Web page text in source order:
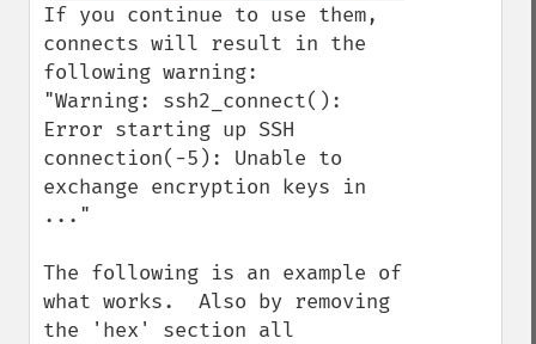
If you continue to use them,
connects will result in the
following warning:
"Warning: ssh2_connect():
Error starting up SSH
connection(-5): Unable to
exchange encryption keys in
..."
The following is an example of
what works.  Also by removing
the 'hex' section all